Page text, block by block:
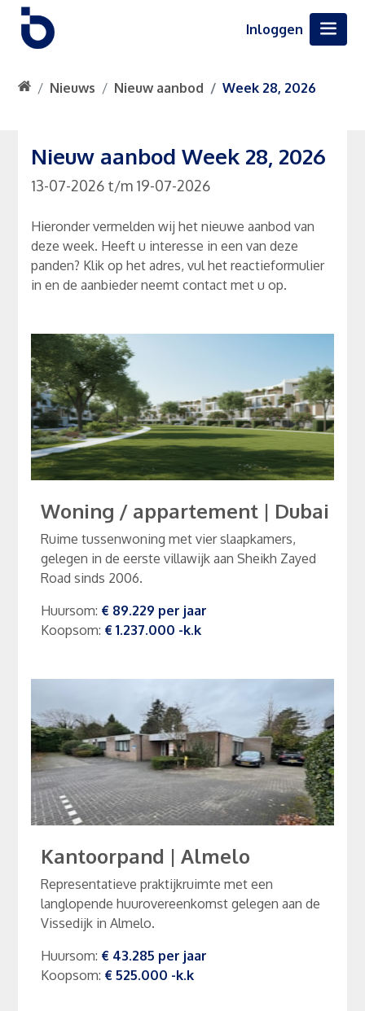
Inloggen
Nieuws Nieuw aanbod Week 28, 2026
Nieuw aanbod Week 28, 2026
13-07-2026 t/m 19-07-2026
Hieronder vermelden wij het nieuwe aanbod van
deze week. Heeft u interesse in een van deze
panden? Klik op het adres, vul het reactieformulier
in en de aanbieder neemt contact met u op.
Woning / appartement | Dubai
Ruime tussenwoning met vier slaapkamers,
gelegen in de eerste villawijk aan Sheikh Zayed
Road sinds 2006.
Huursom: € 89.229 per jaar
Koopsom: € 1.237.000 -k.k
Kantoorpand |Almelo
Representatieve praktijkruimte met een
langlopende huurovereenkomst gelegen aan de
Vissedijk in Almelo.
Huursom: € 43.285 per jaar
Koopsom: € 525.000 -k.k